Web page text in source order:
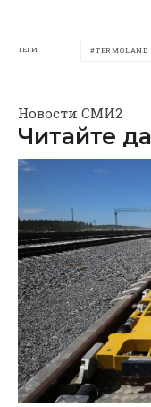
ТЕГИ TERMOLAND
Новости СМИ2
Читайте